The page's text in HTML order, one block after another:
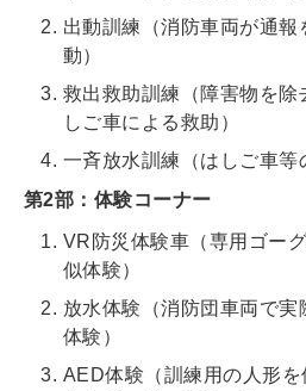
出動訓練（消防車両が通報
動）
救出救助訓練（障害物を
しご車による救助）
一斉放水訓練（はしご車等
第2部：体験コーナー
VR防災体験車（専用ゴー
似体験）
放水体験（消防団車両で
体験）
AED体験（訓練用の人形